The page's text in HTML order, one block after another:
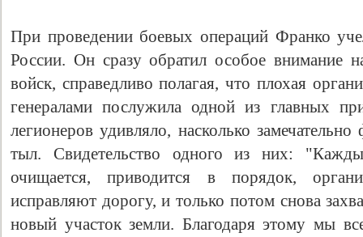
При проведении боевых операций Франко
России. Он сразу обратил особое внимание
войск, справедливо полагая, что плохая
генералами послужила одной из главных
легионеров удивляло, насколько
тыл. Свидетельство одного из них:
очищается, приводится в порядок,
исправляют дорогу, и только потом снова
новый участок земли. Благодаря этому мы